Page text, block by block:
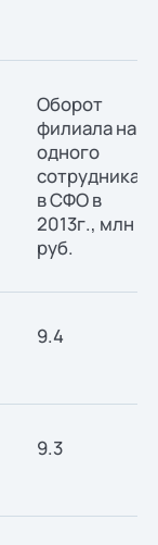
Оборот
филиала на
одного
сотрудника
в СФО в
2013г., млн
руб.
9.4
9.3